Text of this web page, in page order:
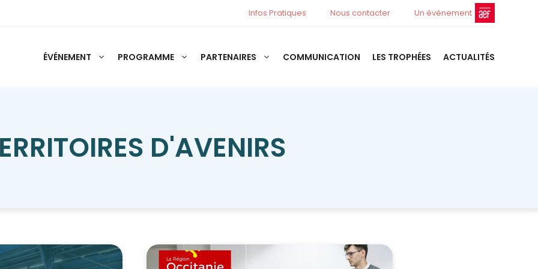
Infos Pratiques Nous contacter Un évènement
ÉVÉNEMENT PROGRAMME PARTENAIRES COMMUNICATION LES TROPHÉES ACTUALITÉS
D'AVENIRS